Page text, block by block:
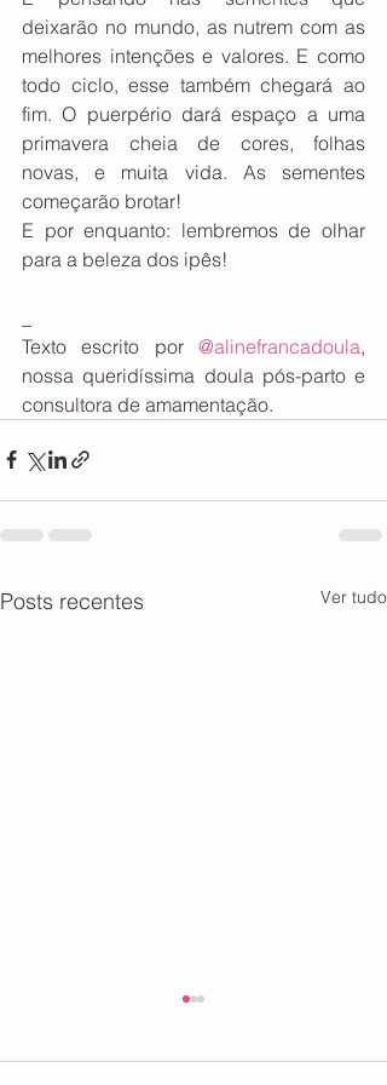
deixarão no mundo, as nutrem com as
melhores intenções e valores. E como
todo ciclo, esse também chegará ao
fim. O puerpério dará espaço a uma
primavera cheia de cores, folhas
novas, e muita vida. As sementes
começarão brotar!
E por enquanto: lembremos de olhar
para a beleza dos ipês!
Texto escrito por @alinefrancadoula,
nossa queridíssima doula pós-parto e
consultora de amamentação.
Posts recentes Ver tudo